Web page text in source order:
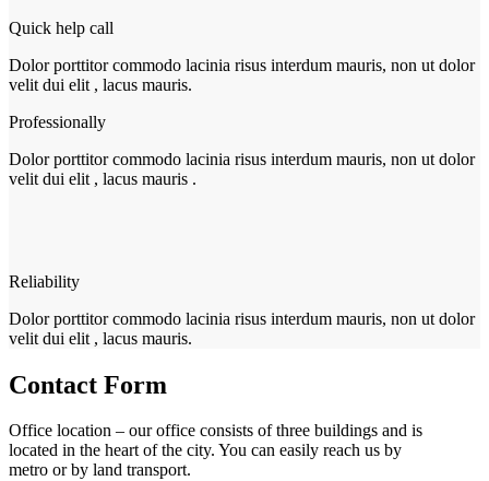
Quick help call
Dolor porttitor commodo lacinia risus interdum mauris, non ut dolor
velit dui elit , lacus mauris.
Professionally
Dolor porttitor commodo lacinia risus interdum mauris, non ut dolor
velit dui elit , lacus mauris .
Reliability
Dolor porttitor commodo lacinia risus interdum mauris, non ut dolor
velit dui elit , lacus mauris.
Contact Form
Office location – our office consists of three buildings and is
located in the heart of the city. You can easily reach us by
metro or by land transport.